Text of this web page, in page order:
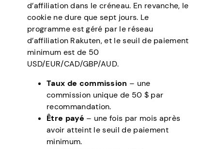
d’affiliation dans le créneau. En revanche, le
cookie ne dure que sept jours. Le
programme est géré par le réseau
d’affiliation Rakuten, et le seuil de paiement
minimum est de 50
USD/EUR/CAD/GBP/AUD.
Taux de commission – une
commission unique de 50 $ par
recommandation.
Être payé – une fois par mois après
avoir atteint le seuil de paiement
minimum.